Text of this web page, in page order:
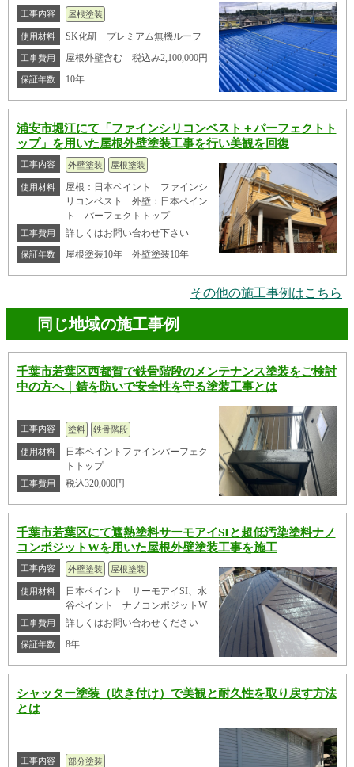
工事内容 屋根塗装
使用材料 SK化研 プレミアム無機ルーフ
工事費用 屋根外壁含む 税込み2,100,000円
保証年数 10年
浦安市堀江にて「ファインシリコンベスト＋パーフェクトト
ップ」を用いた屋根外壁塗装工事を行い美観を回復
工事内容 外壁塗装 屋根塗装
使用材料
屋根：日本ペイント ファインシ
リコンベスト 外壁：日本ペイン
ト パーフェクトトップ
工事費用 詳しくはお問い合わせ下さい
保証年数 屋根塗装10年 外壁塗装10年
その他の施工事例はこちら
同じ地域の施工事例
千葉市若葉区西都賀で鉄骨階段のメンテナンス塗装をご検討
中の方へ｜錆を防いで安全性を守る塗装工事とは
工事内容 塗料 鉄骨階段
使用材料
日本ペイントファインパーフェク
トトップ
工事費用 税込320,000円
千葉市若葉区にて遮熱塗料サーモアイSIと超低汚染塗料ナノ
コンポジットWを用いた屋根外壁塗装工事を施工
工事内容 外壁塗装 屋根塗装
使用材料
日本ペイント サーモアイSI、水
谷ペイント ナノコンポジットW
工事費用 詳しくはお問い合わせください
保証年数 8年
シャッター塗装（吹き付け）で美観と耐久性を取り戻す方法
とは
工事内容 部分塗装